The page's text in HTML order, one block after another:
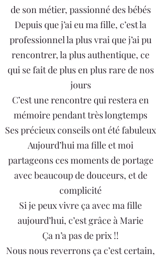
de son métier, passionné des bébés
Depuis que j’ai eu ma fille, c’est la
professionnel la plus vrai que j’ai pu
rencontrer, la plus authentique, ce
qui se fait de plus en plus rare de nos
jours
C’est une rencontre qui restera en
mémoire pendant très longtemps
Ses précieux conseils ont été fabuleux
Aujourd’hui ma fille et moi
partageons ces moments de portage
avec beaucoup de douceurs, et de
complicité
Si je peux vivre ça avec ma fille
aujourd’hui, c’est grâce à Marie
Ça n’a pas de prix !!
Nous nous reverrons ça c’est certain,